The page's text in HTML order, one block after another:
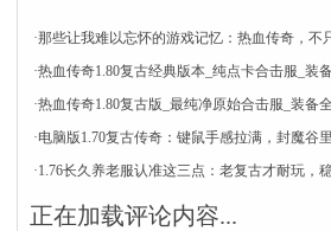
·那些让我难以忘怀的游戏记忆：热血传奇，不
·热血传奇1.80复古经典版本_纯点卡合击服_装
·热血传奇1.80复古版_最纯净原始合击服_装备全
·电脑版1.70复古传奇：键鼠手感拉满，封魔谷里
·1.76长久养老服认准这三点：老复古才耐玩，稳
正在加载评论内容...